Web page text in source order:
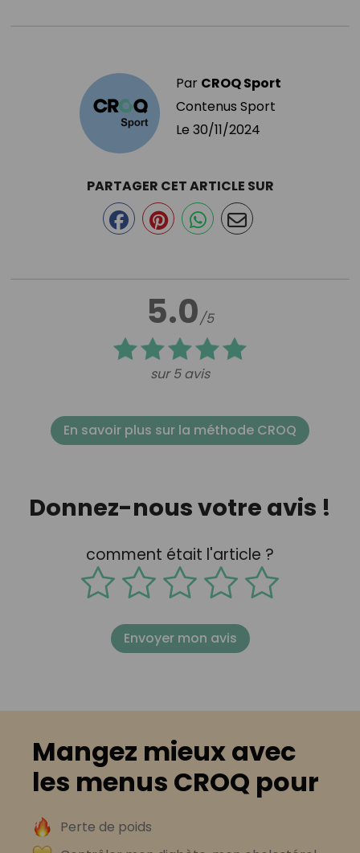
Par CROQ Sport
Contenus Sport
Le 30/11/2024
5.0/5
sur 5 avis
PARTAGER CET ARTICLE SUR
En savoir plus sur la méthode CROQ
Donnez-nous votre avis !
comment était l'article ?
Envoyer mon avis
Mangez mieux avec
les menus CROQ pour
Perte de poids